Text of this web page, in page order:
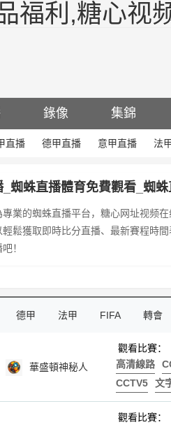
福利,糖心视
錄像 集錦
直播 德甲直播 意甲直播 法
_蜘蛛直播體育免費觀看_蜘
業的蜘蛛直播平台，糖心网址视频
鬆獲取即時比分直播、最新賽程時
！
德甲 法甲 FIFA 轉會
華盛頓神秘人
觀看比賽：
高清線路
CCTV5
文
觀看比賽：